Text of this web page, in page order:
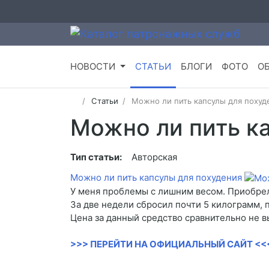
НОВОСТИ СТАТЬИ БЛОГИ ФОТО
Статьи Можно ли пить капсулы для
Можно ли пить
Тип статьи:
Авторская
Можно ли пить капсулы для похудения
У меня проблемы с лишним весом.
За две недели сбросил почти 5
Цена за данный средство сравнительно не
>>> ПЕРЕЙТИ НА ОФИЦИАЛЬНЫЙ САЙТ